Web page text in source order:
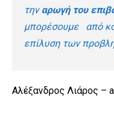
τηναρωγή του
μπορέσουμε από
επίλυση των
Αλέξανδρος Λιάρος –